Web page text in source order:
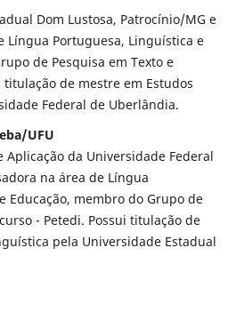
Dom Lustosa, Patrocínio/MG e
Língua Portuguesa, Linguística e
de Pesquisa em Texto e
titulação de mestre em Estudos
Federal de Uberlândia.
UFU
Aplicação da Universidade Federal
na área de Língua
Educação, membro do Grupo de
- Petedi. Possui titulação de
pela Universidade Estadual